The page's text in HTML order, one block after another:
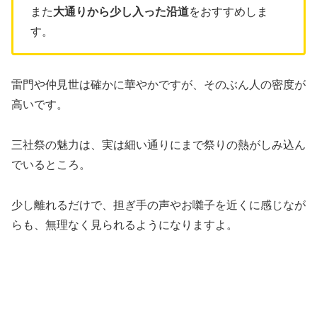
また大通りから少し入った沿道をおすすめしま
す。
雷門や仲見世は確かに華やかですが、そのぶん人の密度が
高いです。
三社祭の魅力は、実は細い通りにまで祭りの熱がしみ込ん
でいるところ。
少し離れるだけで、担ぎ手の声やお囃子を近くに感じなが
らも、無理なく見られるようになりますよ。